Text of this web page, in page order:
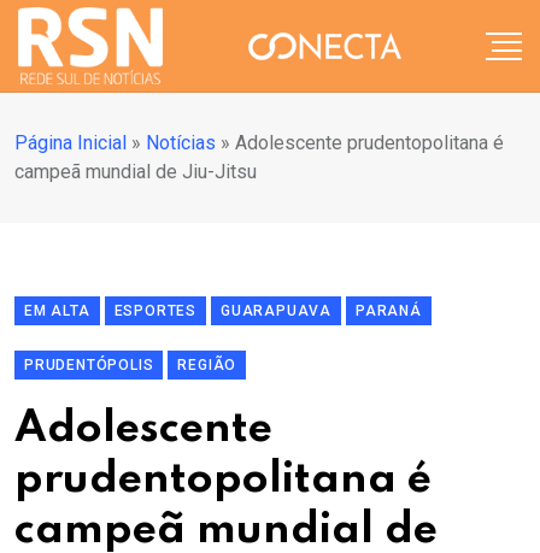
Página Inicial » Notícias » Adolescente prudentopolitana é
campeã mundial de Jiu-Jitsu
EM ALTA ESPORTES GUARAPUAVA PARANÁ
PRUDENTÓPOLIS REGIÃO
Adolescente
prudentopolitana é
campeã mundial de